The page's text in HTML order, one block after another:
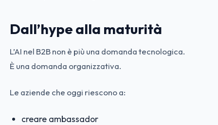
Dall’hype alla maturità
L’AI nel B2B non è più una domanda tecnologica.
È una domanda organizzativa.
Le aziende che oggi riescono a:
creare ambassador